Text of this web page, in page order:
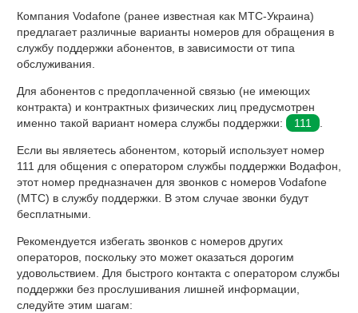
Компания Vodafone (ранее известная как МТС-Украина)
предлагает различные варианты номеров для обращения в
службу поддержки абонентов, в зависимости от типа
обслуживания.
Для абонентов с предоплаченной связью (не имеющих
контракта) и контрактных физических лиц предусмотрен
именно такой вариант номера службы поддержки:
111 .
Если вы являетесь абонентом, который использует номер
111 для общения с оператором службы поддержки Водафон,
этот номер предназначен для звонков с номеров Vodafone
(МТС) в службу поддержки. В этом случае звонки будут
бесплатными.
Рекомендуется избегать звонков с номеров других
операторов, поскольку это может оказаться дорогим
удовольствием. Для быстрого контакта с оператором службы
поддержки без прослушивания лишней информации,
следуйте этим шагам: